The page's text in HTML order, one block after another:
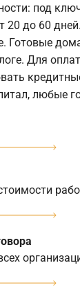
под
20 до 60
Готовые
Для
любые